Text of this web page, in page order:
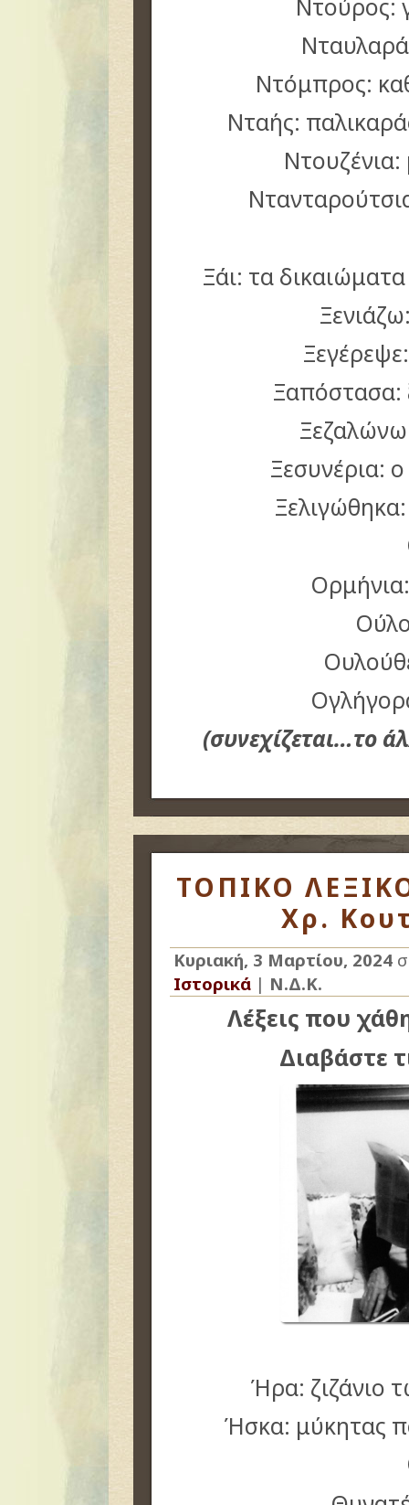
Ντούρος:
Ντόμπρος:
Νταής:
Ξάι: τα
Ξαπόστασα:
Ξεσυνέρια:
(συνεχίζεται…το
ΤΟΠΙΚΟ
Χρ.
Κυριακή, 3 Μαρτίου, 2024
Ιστορικά | Ν.Δ.Κ.
Λέξεις που
Διαβάστε
Ήρα: ζιζάνιο
Ήσκα: μύκητας